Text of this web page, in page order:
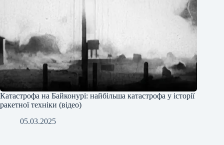
Катастрофа на Байконурі: найбільша катастрофа у історії
ракетної техніки (відео)
05.03.2025